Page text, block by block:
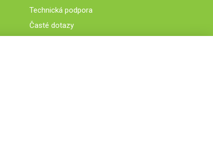
Technická podpora
Časté dotazy